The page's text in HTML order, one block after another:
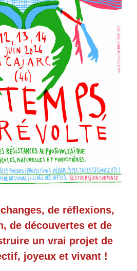
de réflexions,
de découvertes et de
un vrai projet de
joyeux et vivant !